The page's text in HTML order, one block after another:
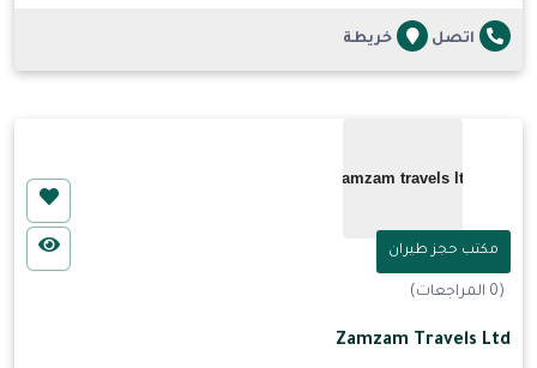
اتصل خريطة
مكتب حجز طيران
(0 المراجعات)
Zamzam Travels Ltd